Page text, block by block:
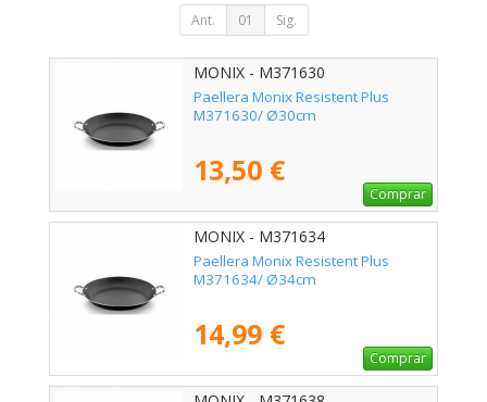
Ant. 01 Sig.
MONIX - M371630
Paellera Monix Resistent Plus
M371630/ Ø30cm
13,50 €
Comprar
MONIX - M371634
Paellera Monix Resistent Plus
M371634/ Ø34cm
14,99 €
Comprar